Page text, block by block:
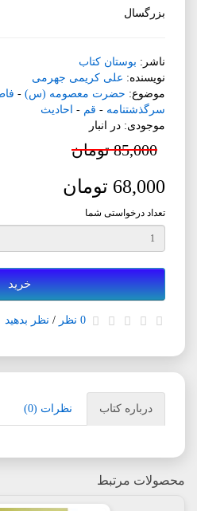
بزرگسال
ناشر: بوستان کتاب
نویسنده: علی کریمی جهرمی
موضوع: حضرت معصومه (س) -
سرگذشتنامه - قم - احادیث
موجودی: در انبار
85,000 تومان
68,000 تومان
تعداد درخواستی شما
خرید
0 نظر / نظر بدهید
درباره کتاب نظرات (0)
محصولات مرتبط